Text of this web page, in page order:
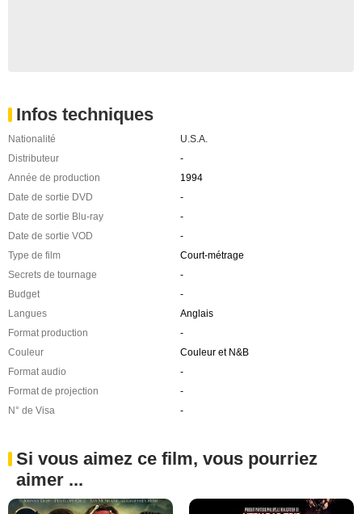
Infos techniques
Nationalité
U.S.A.
Distributeur
-
Année de production
1994
Date de sortie DVD
-
Date de sortie Blu-ray
-
Date de sortie VOD
-
Type de film
Court-métrage
Secrets de tournage
-
Budget
-
Langues
Anglais
Format production
-
Couleur
Couleur et N&B
Format audio
-
Format de projection
-
N° de Visa
-
Si vous aimez ce film, vous pourriez
aimer ...